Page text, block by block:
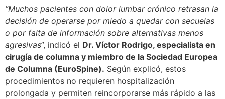
“Muchos pacientes con dolor lumbar crónico retrasan la
decisión de operarse por miedo a quedar con secuelas
o por falta de información sobre alternativas menos
agresivas”, indicó el Dr. Víctor Rodrigo, especialista en
cirugía de columna y miembro de la Sociedad Europea
de Columna (EuroSpine). Según explicó, estos
procedimientos no requieren hospitalización
prolongada y permiten reincorporarse más rápido a las